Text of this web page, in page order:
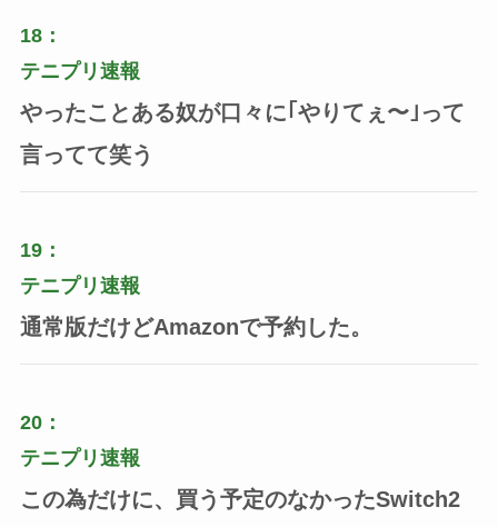
18：
テニプリ速報
やったことある奴が口々に｢やりてぇ〜｣って
言ってて笑う
19：
テニプリ速報
通常版だけどAmazonで予約した。
20：
テニプリ速報
この為だけに、買う予定のなかったSwitch2